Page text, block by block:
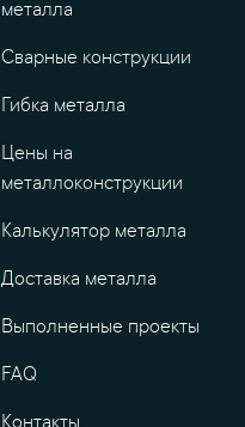
металла
Сварные конструкции
Гибка металла
Цены на
металлоконструкции
Калькулятор металла
Доставка металла
Выполненные проекты
FAQ